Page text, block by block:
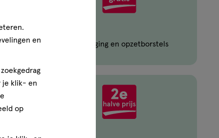
Oral-B mondverzorging en opzetborstels
en
je klik- en
op